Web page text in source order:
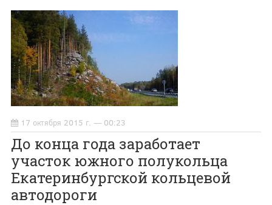
17 октября 2015 г. — 00:23
До конца года заработает
участок южного полукольца
Екатеринбургской кольцевой
автодороги